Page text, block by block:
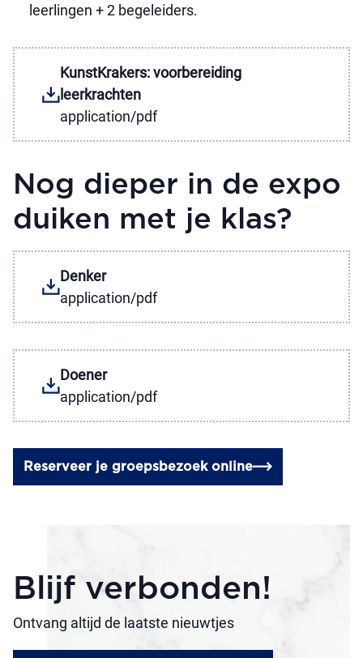
leerlingen + 2 begeleiders.
KunstKrakers: voorbereiding
leerkrachten
application/pdf
Nog dieper in de expo
duiken met je klas?
Denker
application/pdf
Doener
application/pdf
Reserveer je groepsbezoek online
Blijf verbonden!
Ontvang altijd de laatste nieuwtjes